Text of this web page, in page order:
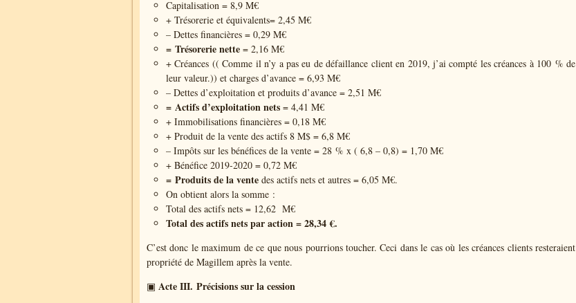
Capitalisation = 8,9 M€
+ Trésorerie et équivalents= 2,45 M€
– Dettes financières = 0,29 M€
= Trésorerie nette = 2,16 M€
+ Créances (( Comme il n’y a pas eu de défaillance client en 2019, j’ai compté les créances à 100 % de
leur valeur.)) et charges d’avance = 6,93 M€
– Dettes d’exploitation et produits d’avance = 2,51 M€
= Actifs d’exploitation nets = 4,41 M€
+ Immobilisations financières = 0,18 M€
+ Produit de la vente des actifs 8 M$ = 6,8 M€
– Impôts sur les bénéfices de la vente = 28 % x ( 6,8 – 0,8) = 1,70 M€
+ Bénéfice 2019-2020 = 0,72 M€
= Produits de la vente des actifs nets et autres = 6,05 M€.
On obtient alors la somme :
Total des actifs nets = 12,62 M€
Total des actifs nets par action = 28,34 €.
C’est donc le maximum de ce que nous pourrions toucher. Ceci dans le cas où les créances clients resteraient
propriété de Magillem après la vente.
▣ Acte III. Précisions sur la cession